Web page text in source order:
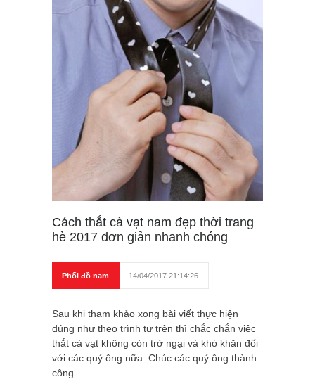
Cách thắt cà vạt nam đẹp thời trang
hè 2017 đơn giản nhanh chóng
Phối đồ nam 14/04/2017 21:14:26
Sau khi tham khảo xong bài viết thực hiện
đúng như theo trình tự trên thì chắc chắn việc
thắt cà vạt không còn trở ngại và khó khăn đối
với các quý ông nữa. Chúc các quý ông thành
công.